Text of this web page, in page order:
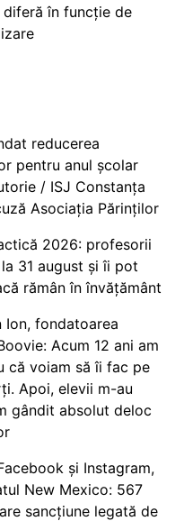
în funcție de
reducerea
pentru anul școlar
/ ISJ Constanța
Asociația Părinților
2026: profesorii
31 august și îi pot
rămân în învățământ
Ion, fondatoarea
Acum 12 ani am
că voiam să îi fac pe
Apoi, elevii m-au
gândit absolut deloc
și Instagram,
New Mexico: 567
sancțiune legată de